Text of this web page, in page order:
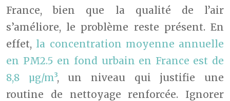
France, bien que la qualité de l’air
s’améliore, le problème reste présent. En
effet, la concentration moyenne annuelle
en PM2.5 en fond urbain en France est de
8,8 µg/m³, un niveau qui justifie une
routine de nettoyage renforcée. Ignorer